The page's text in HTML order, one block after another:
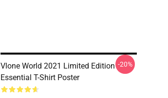
Vlone World 2021 Limited Edition
Essential T-Shirt Poster
-20%